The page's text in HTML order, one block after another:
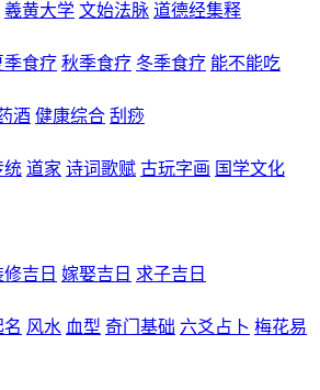
羲黄大学 文始法脉 道德经集释
季食疗 秋季食疗 冬季食疗 能不能吃
酒 健康综合 刮痧
统 道家 诗词歌赋 古玩字画 国学文化
修吉日 嫁娶吉日 求子吉日
名 风水 血型 奇门基础 六爻占卜 梅花易